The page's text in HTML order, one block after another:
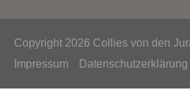
Copyright 2026 Collies von den
Impressum
Datenschutzerklärung